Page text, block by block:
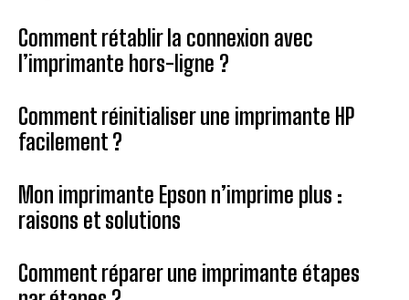
Comment rétablir la connexion avec
l’imprimante hors-ligne ?
Comment réinitialiser une imprimante HP
facilement ?
Mon imprimante Epson n’imprime plus :
raisons et solutions
Comment réparer une imprimante étapes